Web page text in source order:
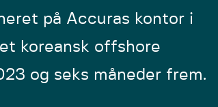
på Accuras kontor i
koreansk offshore
og seks måneder frem.